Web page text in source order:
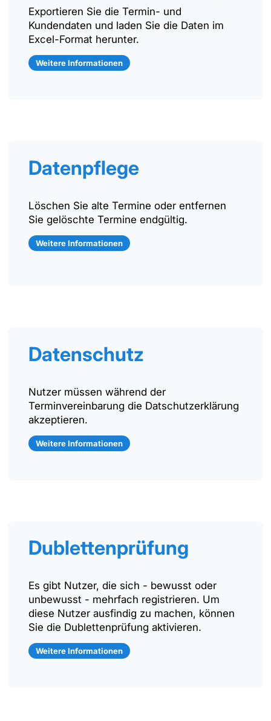
Exportieren Sie die Termin- und
Kundendaten und laden Sie die Daten im
Excel-Format herunter.
Weitere Informationen
Datenpflege
Löschen Sie alte Termine oder entfernen
Sie gelöschte Termine endgültig.
Weitere Informationen
Datenschutz
Nutzer müssen während der
Terminvereinbarung die Datschutzerklärung
akzeptieren.
Weitere Informationen
Dublettenprüfung
Es gibt Nutzer, die sich - bewusst oder
unbewusst - mehrfach registrieren. Um
diese Nutzer ausfindig zu machen, können
Sie die Dublettenprüfung aktivieren.
Weitere Informationen